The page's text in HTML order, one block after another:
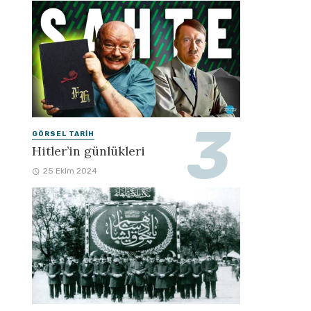
GÖRSEL TARIH
Hitler’in günlükleri
25 Ekim 2024